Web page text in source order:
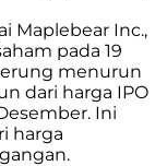
Maplebear Inc.,
pada 19
menurun
dari harga IPO
Ini
harga